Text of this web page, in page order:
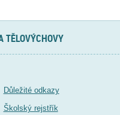
TĚLOVÝCHOVY
Důležité odkazy
Školský rejstřík